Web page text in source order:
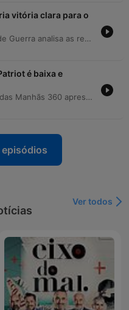
vitória clara para o
O episódio do programa Gabinete de Guerra analisa as recentes tensões geopolíticas no Médio Oriente e na Europa. A analista Helena Ferro Gouveia discute as conversações entre o Irão e Omã sobre a navegação no Estreito de Hormuz, avaliando as incertezas sobre um possível acordo e o papel da coerção psicológica iraniana contra os Estados do Golfo. O debate aborda ainda elementos ideológicos como o mahadismo e o impacto de crenças escatológicas na política externa do regime teocrático. Na segunda parte, a análise foca-se nos recentes atos de sabotagem atribuídos à Rússia em território alemão, especificamente o incidente envolvendo um avião ucraniano no aeroporto de Leipzig. A discussão explora a estratégia de guerra híbrida russa e as suas implicações para a logística europeia e para a estabilidade política da Alemanha.
é baixa e
O episódio do Gabinete de Guerra das Manhãs 360 apresenta uma análise militar detalhada com o Coronel José do Carmo sobre os conflitos atuais na Ucrânia e no Médio Oriente. A discussão aborda a escassez crítica de interceptores balísticos na Ucrânia, a exploração russa desta vulnerabilidade e as dificuldades de sanções contra componentes ocidentais em mísseis russos. O debate estende-se à instabilidade geopolítica no Irão, examinando o papel da Guarda Revolucionária nas negociações de paz e os riscos de novos acordos que possam comprometer a liberdade de navegação no Estreito de Ormuz. O analista explora as implicações das ações iranianas para o direito internacional e a segurança do comércio global.
Ver todos